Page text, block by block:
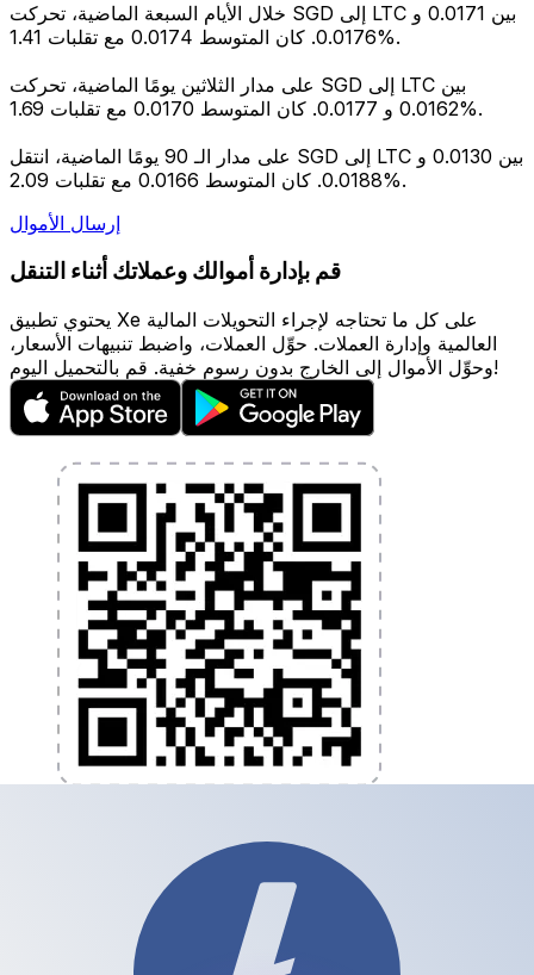
خلال الأيام السبعة الماضية، تحركت SGD إلى LTC بين 0.0171 و
0.0176. كان المتوسط 0.0174 مع تقلبات 1.41%.
على مدار الثلاثين يومًا الماضية، تحركت SGD إلى LTC بين
0.0162 و 0.0177. كان المتوسط 0.0170 مع تقلبات 1.69%.
على مدار الـ 90 يومًا الماضية، انتقل SGD إلى LTC بين 0.0130 و
0.0188. كان المتوسط 0.0166 مع تقلبات 2.09%.
إرسال الأموال
قم بإدارة أموالك وعملاتك أثناء التنقل
يحتوي تطبيق Xe على كل ما تحتاجه لإجراء التحويلات المالية
العالمية وإدارة العملات. حوِّل العملات، واضبط تنبيهات الأسعار،
وحوِّل الأموال إلى الخارج بدون رسوم خفية. قم بالتحميل اليوم!